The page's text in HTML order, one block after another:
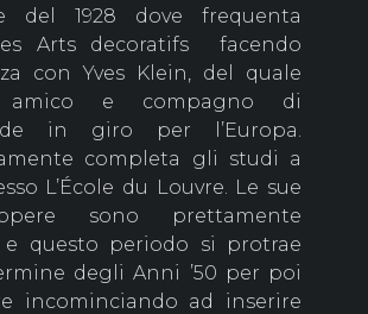
del 1928 dove frequenta
Arts decoratifs facendo
con Yves Klein, del quale
amico e compagno di
in giro per l’Europa.
completa gli studi a
L’École du Louvre. Le sue
sono prettamente
e questo periodo si protrae
degli Anni ’50 per poi
incominciando ad inserire